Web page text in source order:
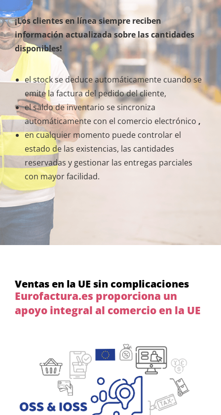
¡Los clientes en línea siempre reciben
información actualizada sobre las cantidades
disponibles!
el stock se deduce automáticamente cuando se
emite la factura del pedido del cliente,
el saldo de inventario se sincroniza
automáticamente con el comercio electrónico ,
en cualquier momento puede controlar el
estado de las existencias, las cantidades
reservadas y gestionar las entregas parciales
con mayor facilidad.
Ventas en la UE sin complicaciones
Eurofactura.es proporciona un
apoyo integral al comercio en la UE